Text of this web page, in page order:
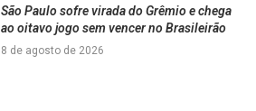
São Paulo sofre virada do Grêmio e chega
ao oitavo jogo sem vencer no Brasileirão
8 de agosto de 2026